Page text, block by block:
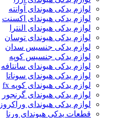
لوازم یدکی هیوندای آوانته
لوازم یدکی هیوندای اکسنت
لوازم یدکی هیوندای النترا
لوازم یدکی هیوندای توسان
لوازم یدکی جنسیس سدان
لوازم یدکی جنسیس کوپه
لوازم یدکی هیوندای سانتافه
لوازم یدکی هیوندای سوناتا
لوازم یدکی هیوندای کوپه fx
لوازم یدکی هیوندای گرنجور
لوازم یدکی هیوندای وراکروز
قطعات یدکی هیوندای ورنا